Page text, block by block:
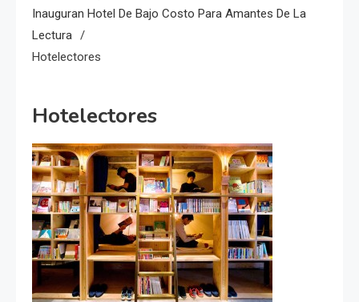
Inauguran Hotel De Bajo Costo Para Amantes De La
Lectura
Hotelectores
Hotelectores